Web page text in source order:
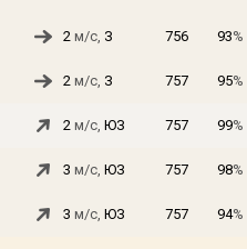
2 м/с, З 756 93%
2 м/с, З 757 95%
2 м/с, ЮЗ 757 99%
3 м/с, ЮЗ 757 98%
3 м/с, ЮЗ 757 94%